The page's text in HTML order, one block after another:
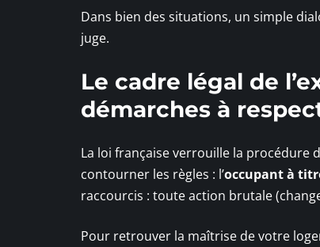
Dans bien des situations, un simple
juge.
Le cadre légal de
démarches à
La loi française verrouille la procédure
contourner les règles : l’occupant à
raccourcis : toute action brutale
Pour retrouver la maîtrise de votre